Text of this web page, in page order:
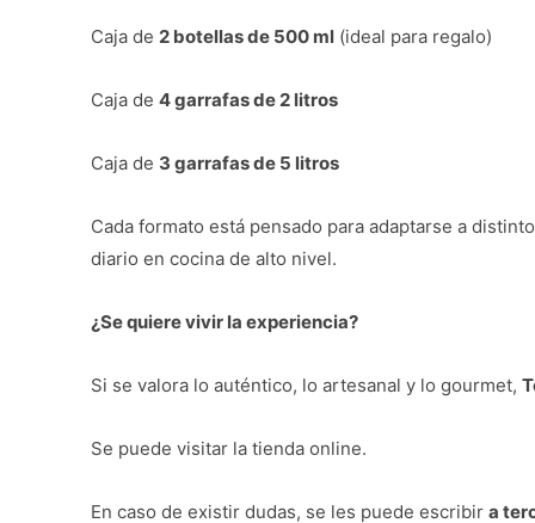
Caja de 2 botellas de 500 ml (ideal para regalo)
Caja de 4 garrafas de 2 litros
Caja de 3 garrafas de 5 litros
Cada formato está pensado para adaptarse a
diario en cocina de alto nivel.
¿Se quiere vivir la experiencia?
Si se valora lo auténtico, lo artesanal y lo gourmet,
Se puede visitar la tienda online.
En caso de existir dudas, se les puede escribir a